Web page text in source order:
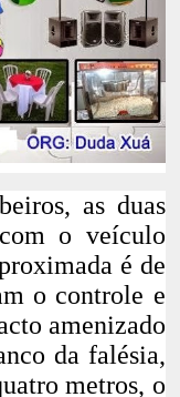
as duas
o veículo
é de
o controle e
amenizado
da falésia,
metros, o